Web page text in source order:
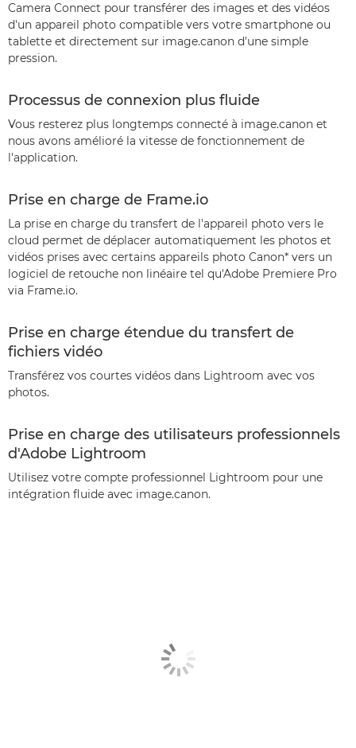
Camera Connect pour transférer des images et des vidéos
d'un appareil photo compatible vers votre smartphone ou
tablette et directement sur image.canon d'une simple
pression.
Processus de connexion plus fluide
Vous resterez plus longtemps connecté à image.canon et
nous avons amélioré la vitesse de fonctionnement de
l'application.
Prise en charge de Frame.io
La prise en charge du transfert de l'appareil photo vers le
cloud permet de déplacer automatiquement les photos et
vidéos prises avec certains appareils photo Canon* vers un
logiciel de retouche non linéaire tel qu'Adobe Premiere Pro
via Frame.io.
Prise en charge étendue du transfert de
fichiers vidéo
Transférez vos courtes vidéos dans Lightroom avec vos
photos.
Prise en charge des utilisateurs professionnels
d'Adobe Lightroom
Utilisez votre compte professionnel Lightroom pour une
intégration fluide avec image.canon.